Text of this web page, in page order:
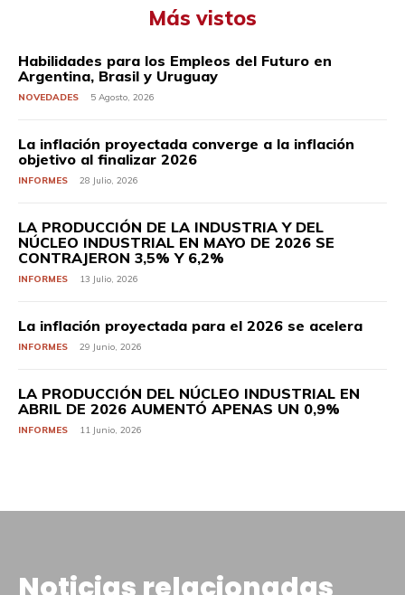
Más vistos
Habilidades para los Empleos del Futuro en
Argentina, Brasil y Uruguay
NOVEDADES 5 Agosto, 2026
La inflación proyectada converge a la inflación
objetivo al finalizar 2026
INFORMES 28 Julio, 2026
LA PRODUCCIÓN DE LA INDUSTRIA Y DEL
NÚCLEO INDUSTRIAL EN MAYO DE 2026 SE
CONTRAJERON 3,5% Y 6,2%
INFORMES 13 Julio, 2026
La inflación proyectada para el 2026 se acelera
INFORMES 29 Junio, 2026
LA PRODUCCIÓN DEL NÚCLEO INDUSTRIAL EN
ABRIL DE 2026 AUMENTÓ APENAS UN 0,9%
INFORMES 11 Junio, 2026